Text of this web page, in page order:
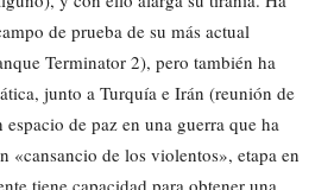
de prueba de su más actual
Terminator 2), pero también ha
junto a Turquía e Irán (reunión de
de paz en una guerra que ha
«cansancio de los violentos», etapa en
tiene capacidad para obtener una